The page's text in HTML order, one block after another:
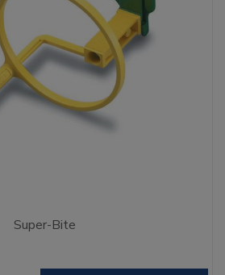
Super-Bite